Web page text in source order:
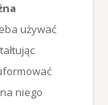
używać
niego